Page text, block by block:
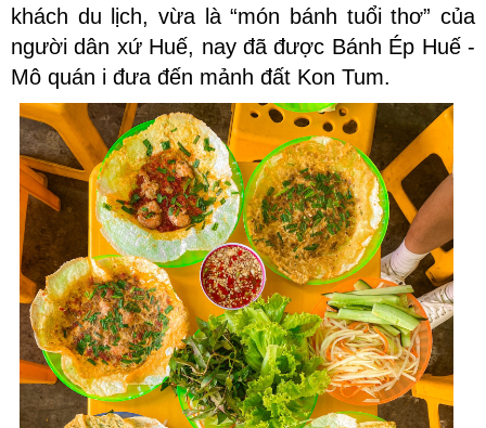
khách du lịch, vừa là “món bánh tuổi thơ” của
người dân xứ Huế, nay đã được Bánh Ép Huế -
Mô quán i đưa đến mảnh đất Kon Tum.